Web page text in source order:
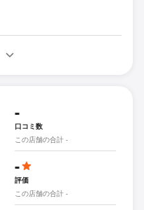
-
口コミ数
この店舗の合計 -
-
評価
この店舗の合計 -